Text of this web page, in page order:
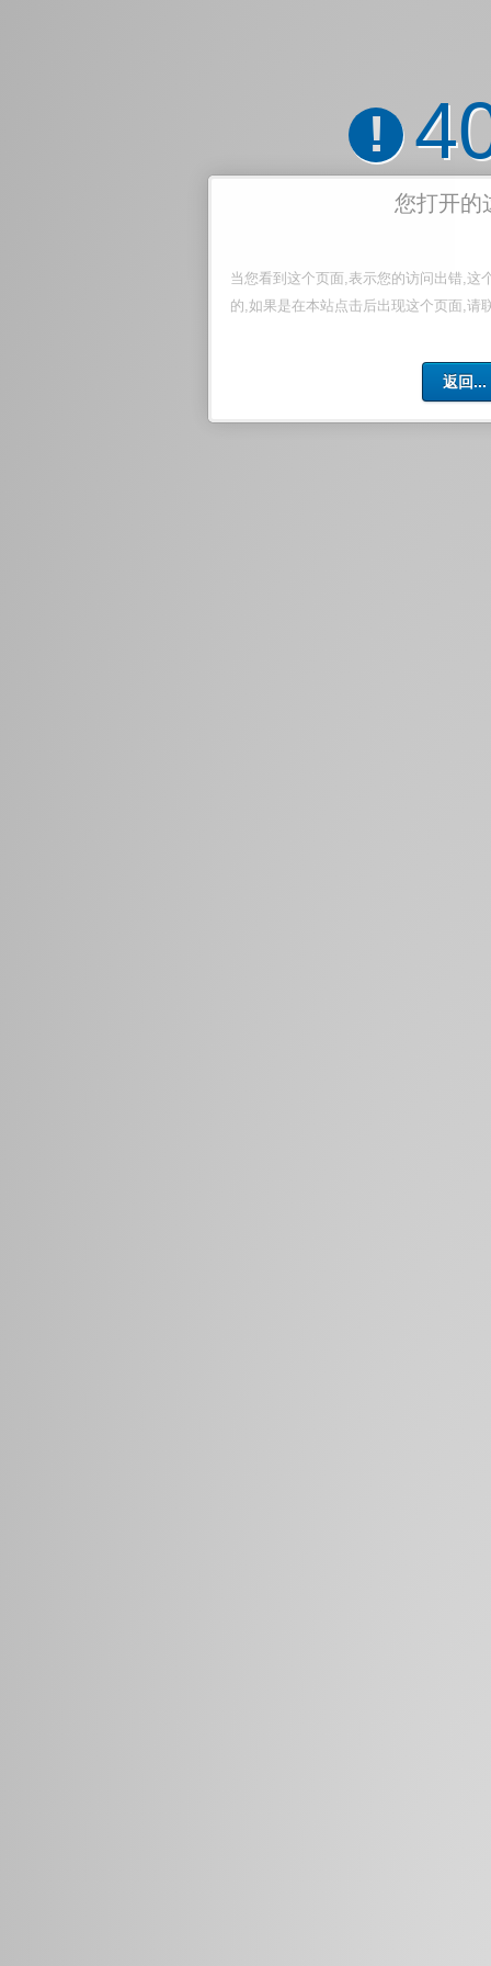
!
您打开的
当您看到这个页面,表示您的访问出错,这
的,如果是在本站点击后出现这个页面,请
返回...